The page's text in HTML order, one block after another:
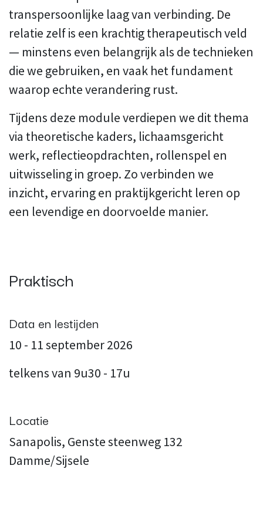
transpersoonlijke laag van verbinding. De
relatie zelf is een krachtig therapeutisch veld
— minstens even belangrijk als de technieken
die we gebruiken, en vaak het fundament
waarop echte verandering rust.
Tijdens deze module verdiepen we dit thema
via theoretische kaders, lichaamsgericht
werk, reflectieopdrachten, rollenspel en
uitwisseling in groep. Zo verbinden we
inzicht, ervaring en praktijkgericht leren op
een levendige en doorvoelde manier.
Praktisch
Data en lestijden
10 - 11 september 2026
telkens van 9u30 - 17u
Locatie
Sanapolis, Genste steenweg 132
Damme/Sijsele